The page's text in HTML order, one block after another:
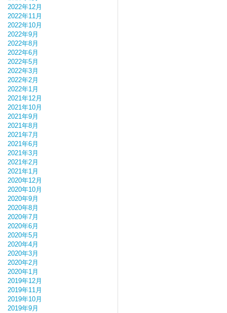
2022年12月
2022年11月
2022年10月
2022年9月
2022年8月
2022年6月
2022年5月
2022年3月
2022年2月
2022年1月
2021年12月
2021年10月
2021年9月
2021年8月
2021年7月
2021年6月
2021年3月
2021年2月
2021年1月
2020年12月
2020年10月
2020年9月
2020年8月
2020年7月
2020年6月
2020年5月
2020年4月
2020年3月
2020年2月
2020年1月
2019年12月
2019年11月
2019年10月
2019年9月